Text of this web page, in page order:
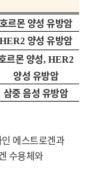
호르몬 양성 유방암
HER2 양성 유방암
르몬 양성, HER2
양성 유방암
삼중 음성 유방암
에스트로겐과
수용체와